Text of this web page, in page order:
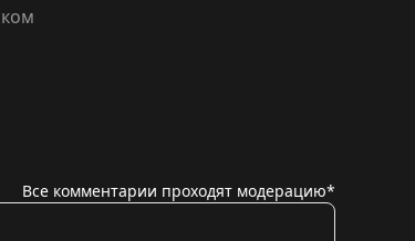
Все комментарии проходят модерацию*